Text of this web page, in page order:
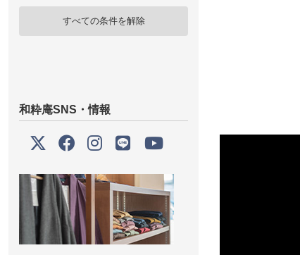
すべての条件を解除
和粋庵SNS・情報